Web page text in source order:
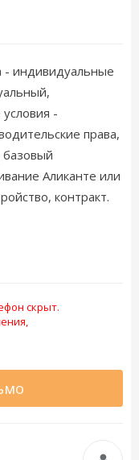
индивидуальные
-
права,
базовый
Аликанте или
контракт.
скрыт.